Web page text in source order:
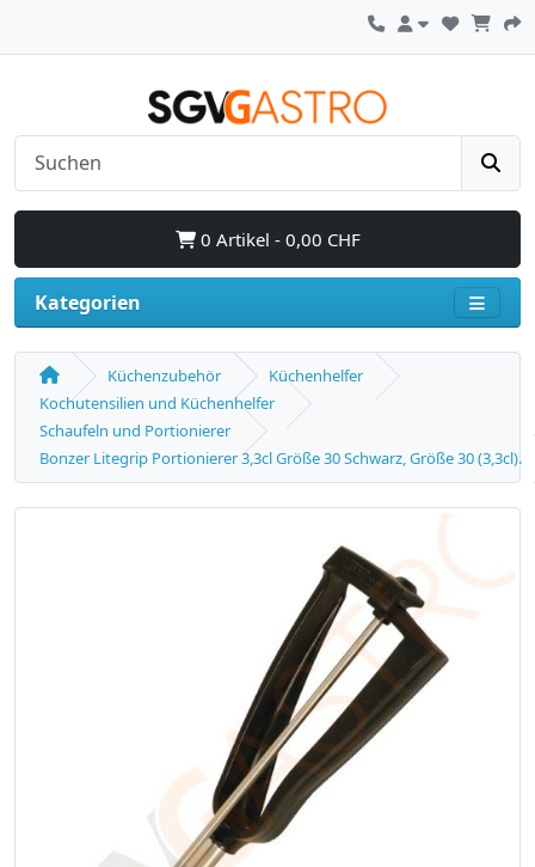
0 Artikel - 0,00 CHF
Kategorien
Küchenzubehör
Küchenhelfer
Kochutensilien und Küchenhelfer
Schaufeln und Portionierer
Bonzer Litegrip Portionierer 3,3cl Größe 30 Schwarz, Größe 30 (3,3cl).